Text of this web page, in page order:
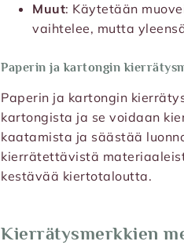
Muut: Käytetään
vaihtelee, mutta
Paperin ja kartongin
Paperin ja kartongin
kartongista ja se voidaan
kaatamista ja säästää
kierrätettävistä
kestävää kiertotaloutta.
Kierrätysmerkkien